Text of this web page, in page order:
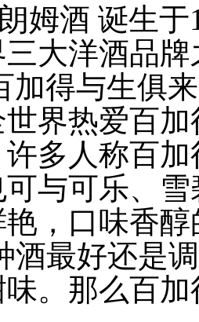
姆酒 诞生于
大洋酒品
加得与生俱
界热爱百
多人称百
与可乐、
艳，口味香
酒最好还是
。那么百